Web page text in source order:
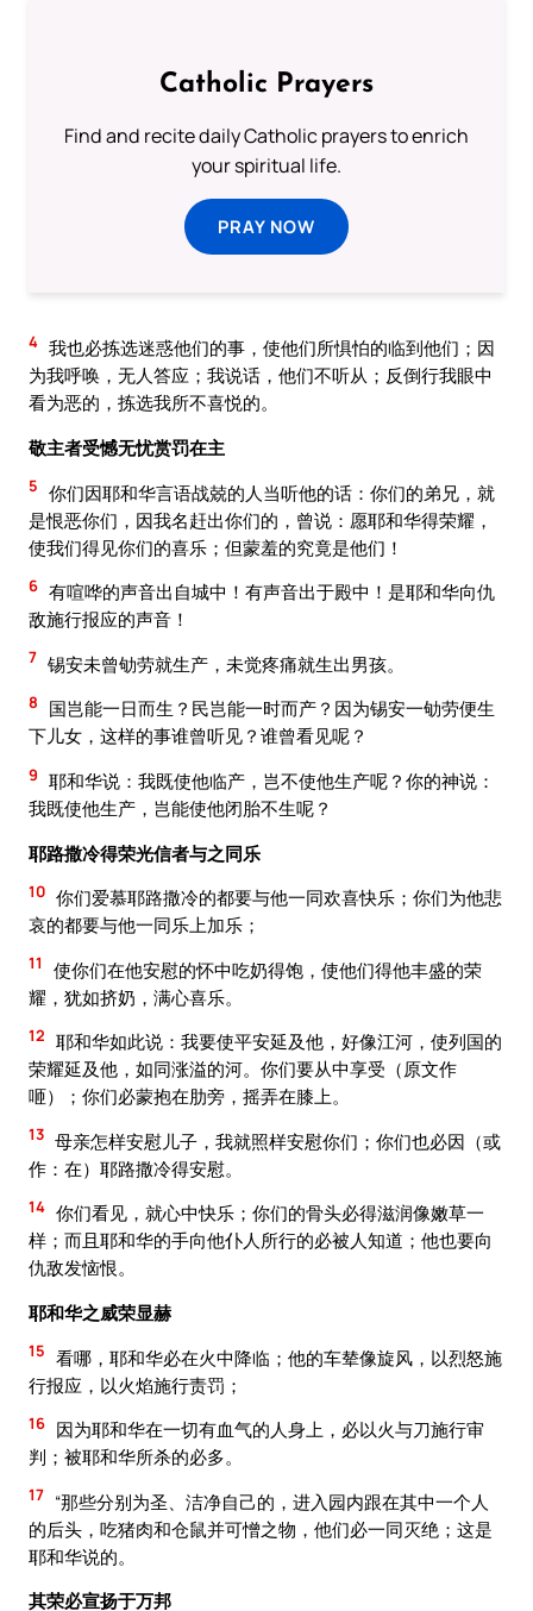
Catholic Prayers
Find and recite daily Catholic prayers to enrich
your spiritual life.
PRAY NOW
4 我也必拣选迷惑他们的事，使他们所惧怕的临到他们；因
为我呼唤，无人答应；我说话，他们不听从；反倒行我眼中
看为恶的，拣选我所不喜悦的。
敬主者受憾无忧赏罚在主
5 你们因耶和华言语战兢的人当听他的话：你们的弟兄，就
是恨恶你们，因我名赶出你们的，曾说：愿耶和华得荣耀，
使我们得见你们的喜乐；但蒙羞的究竟是他们！
6 有喧哗的声音出自城中！有声音出于殿中！是耶和华向仇
敌施行报应的声音！
7 锡安未曾劬劳就生产，未觉疼痛就生出男孩。
8
国岂能一日而生？民岂能一时而产？因为锡安一劬劳便生
下儿女，这样的事谁曾听见？谁曾看见呢？
9 耶和华说：我既使他临产，岂不使他生产呢？你的神说：
我既使他生产，岂能使他闭胎不生呢？
耶路撒冷得荣光信者与之同乐
10 你们爱慕耶路撒冷的都要与他一同欢喜快乐；你们为他悲
哀的都要与他一同乐上加乐；
11
使你们在他安慰的怀中吃奶得饱，使他们得他丰盛的荣
耀，犹如挤奶，满心喜乐。
12 耶和华如此说：我要使平安延及他，好像江河，使列国的
荣耀延及他，如同涨溢的河。你们要从中享受（原文作
咂）；你们必蒙抱在肋旁，摇弄在膝上。
13 母亲怎样安慰儿子，我就照样安慰你们；你们也必因（或
作：在）耶路撒冷得安慰。
14 你们看见，就心中快乐；你们的骨头必得滋润像嫩草一
样；而且耶和华的手向他仆人所行的必被人知道；他也要向
仇敌发恼恨。
耶和华之威荣显赫
15 看哪，耶和华必在火中降临；他的车辇像旋风，以烈怒施
行报应，以火焰施行责罚；
16 因为耶和华在一切有血气的人身上，必以火与刀施行审
判；被耶和华所杀的必多。
17 “那些分别为圣、洁净自己的，进入园内跟在其中一个人
的后头，吃猪肉和仓鼠并可憎之物，他们必一同灭绝；这是
耶和华说的。
其荣必宣扬于万邦